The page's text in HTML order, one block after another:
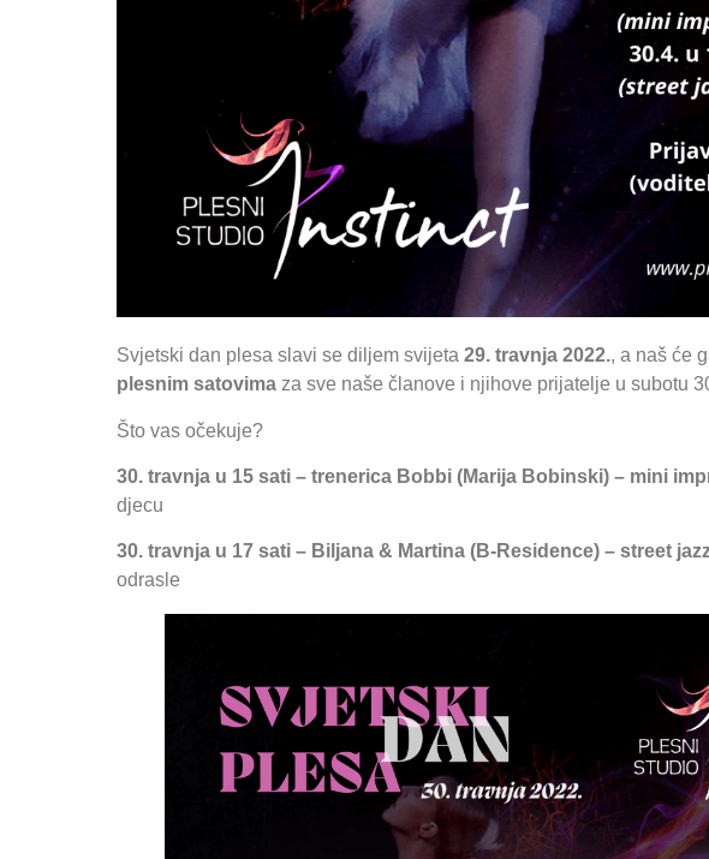
Svjetski dan plesa slavi se diljem svijeta 29. travnja 2022., a naš će
plesnim satovima za sve naše članove i njihove prijatelje u subotu
Što vas očekuje?
30. travnja u 15 sati – trenerica Bobbi (Marija Bobinski) – mini
djecu
30. travnja u 17 sati – Biljana & Martina (B-Residence) – street
odrasle